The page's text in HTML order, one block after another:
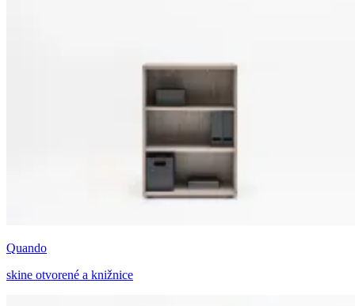
Quando
skine otvorené a knižnice